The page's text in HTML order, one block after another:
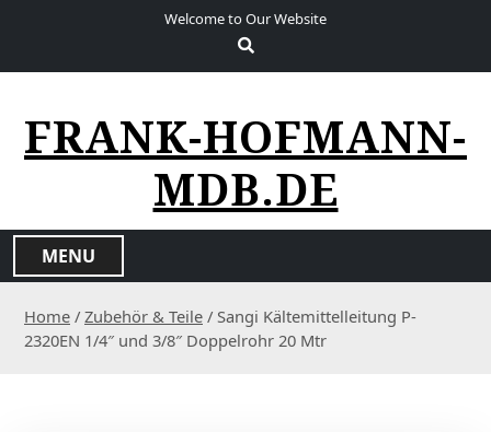
Welcome to Our Website
FRANK-HOFMANN-
MDB.DE
MENU
Home / Zubehör & Teile / Sangi Kältemittelleitung P-
2320EN 1/4″ und 3/8″ Doppelrohr 20 Mtr